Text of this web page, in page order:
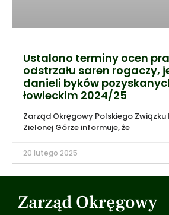
Ustalono terminy ocen
odstrzału saren rogaczy,
danieli byków
łowieckim 2024/25
Zarząd Okręgowy Polskiego Związku
Zielonej Górze informuje, że
20 lutego 2025
Zarząd Okręgowy